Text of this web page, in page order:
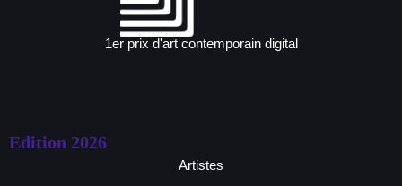
1er prix d'art contemporain digital
Edition 2026
Artistes